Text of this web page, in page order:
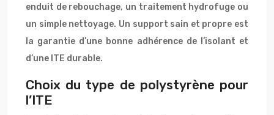
enduit de rebouchage, un traitement hydrofuge ou
un simple nettoyage. Un support sain et propre est
la garantie d’une bonne adhérence de l’isolant et
d’une ITE durable.
Choix du type de polystyrène pour
l’ITE